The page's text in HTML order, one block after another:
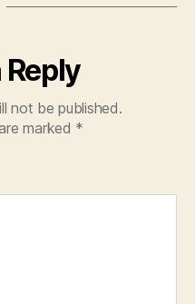
Reply
not be published.
marked *